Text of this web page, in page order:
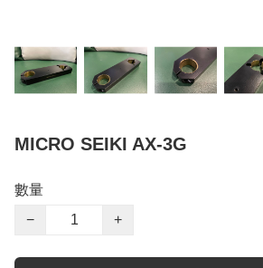
MICRO SEIKI AX-3G
數量
−
+